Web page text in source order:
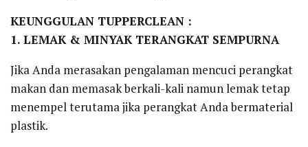
KEUNGGULAN TUPPERCLEAN :
1. LEMAK & MINYAK TERANGKAT SEMPURNA
Jika Anda merasakan pengalaman mencuci perangkat
makan dan memasak berkali-kali namun lemak tetap
menempel terutama jika perangkat Anda bermaterial
plastik.